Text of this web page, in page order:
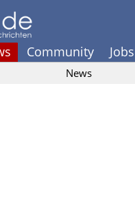
Community Jobs
News